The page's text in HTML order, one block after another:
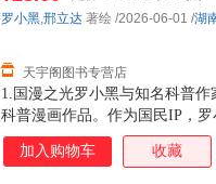
20种恐龙的100+知识，兼具专
进恐龙世界，与这些史前巨兽
1.国漫之光罗小黑与知名科普
科普漫画作品。作为国民IP，
动画于2011年开始播放，B站
3.15亿票房，同名漫画书2015
天宇阁图书专营店
罗小黑,邢立达 著绘 /2026-06-01 /湖
加入购物车 收藏